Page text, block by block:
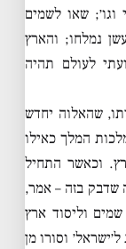
וגו׳; שאו לשמים
נמלחו; והארץ
לעולם תהיה
שהאלוה יחדש
המלך כאילו
וכאשר התחיל
שדבק בזה – אמר,
וליסוד ארץ
וסורו מן